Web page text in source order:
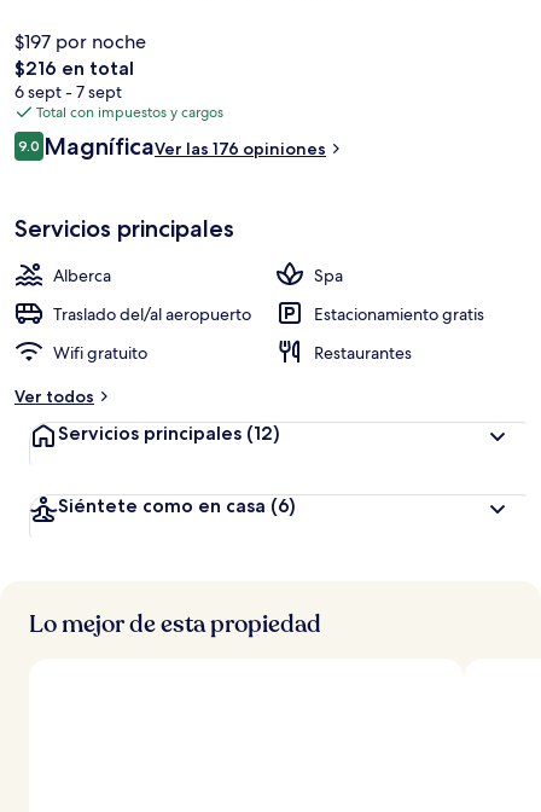
bares o lounges, su alberca al aire libre y su bar junto a la alberca.
$197 por noche
El
precio
total
es
de
$216 en total
6 sept - 7 sept
Total con impuestos y cargos
Opiniones
9.09.0 de 10,
MagníficaVer las 176 opiniones
Servicios principales
Alberca
Spa
Traslado del/al aeropuerto
Estacionamiento gratis
Wifi gratuito
Restaurantes
Ver todos
Servicios principales (12)
Siéntete como en casa (6)
Lo mejor de esta propiedad